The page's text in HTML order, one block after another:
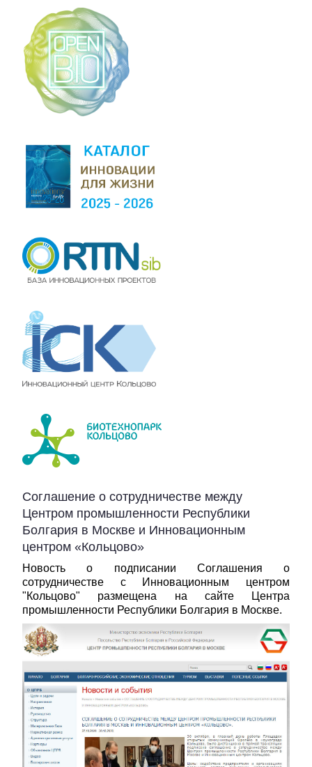
Соглашение о сотрудничестве между
Центром промышленности Республики
Болгария в Москве и Инновационным
центром «Кольцово»
Новость о подписании Соглашения о
сотрудничестве с Инновационным центром
"Кольцово" размещена на сайте Центра
промышленности Республики Болгария в Москве.